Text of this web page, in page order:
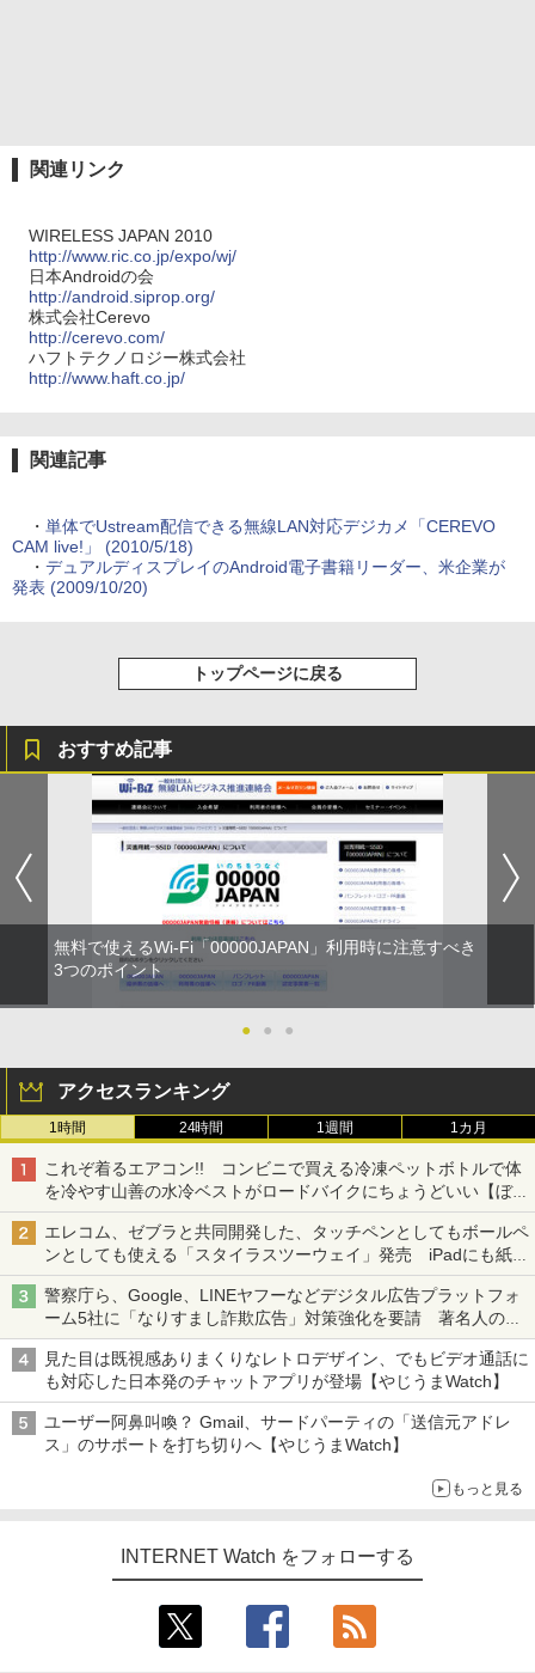
関連リンク
WIRELESS JAPAN 2010
http://www.ric.co.jp/expo/wj/
日本Androidの会
http://android.siprop.org/
株式会社Cerevo
http://cerevo.com/
ハフトテクノロジー株式会社
http://www.haft.co.jp/
関連記事
・ 単体でUstream配信できる無線LAN対応デジカメ「CEREVO
CAM live!」 (2010/5/18)
・ デュアルディスプレイのAndroid電子書籍リーダー、米企業が
発表 (2009/10/20)
トップページに戻る
おすすめ記事
無料で使えるWi-Fi「00000JAPAN」利用時に注意すべき
3つのポイント
● ● ●
アクセスランキング
1時間 24時間 1週間 1カ月
これぞ着るエアコン!! コンビニで買える冷凍ペットボトルで体
を冷やす山善の水冷ベストがロードバイクにちょうどいい【ぼっ
ち・ざ・ろーど！その14】【空いた時間でなにしてる？】
エレコム、ゼブラと共同開発した、タッチペンとしてもボールペ
ンとしても使える「スタイラスツーウェイ」発売 iPadにも紙に
も、持ち替えずに書き込める
警察庁ら、Google、LINEヤフーなどデジタル広告プラットフォ
ーム5社に「なりすまし詐欺広告」対策強化を要請 著名人の写
真や映像を使った投資詐欺などへの対策として
見た目は既視感ありまくりなレトロデザイン、でもビデオ通話に
も対応した日本発のチャットアプリが登場【やじうまWatch】
ユーザー阿鼻叫喚？ Gmail、サードパーティの「送信元アドレ
ス」のサポートを打ち切りへ【やじうまWatch】
もっと見る
INTERNET Watch をフォローする